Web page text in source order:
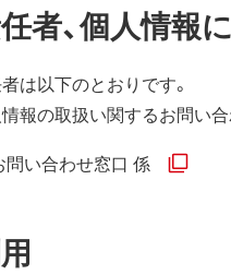
者、個人情報
は以下のとおりです。
報の取扱い関するお問い
い合わせ窓口 係